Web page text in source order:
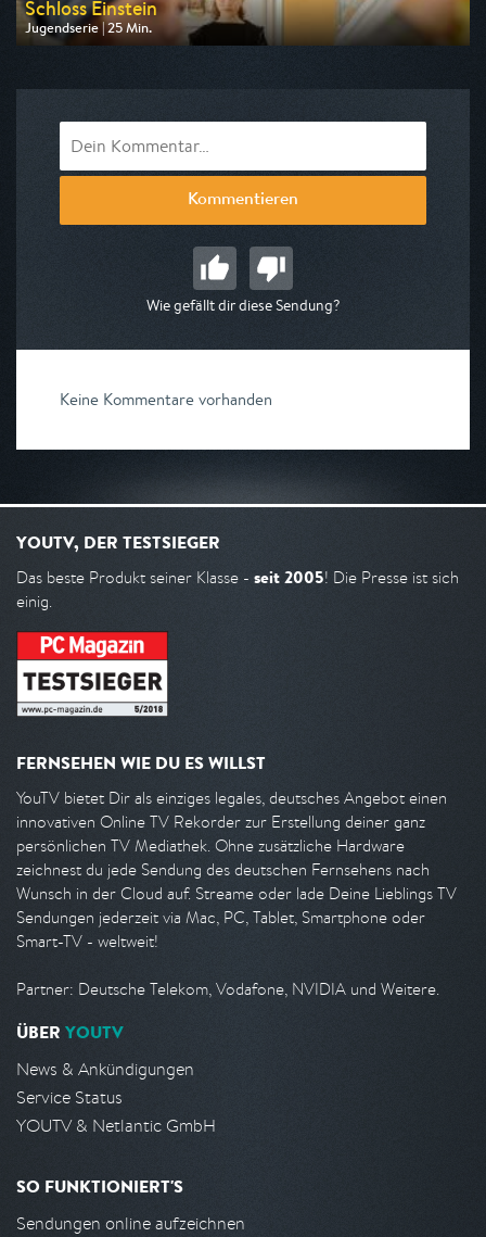
Schloss Einstein
Jugendserie | 25 Min.
Ausgestrahlt von rbb
Kommentieren
Wie gefällt dir diese Sendung?
Keine Kommentare vorhanden
YOUTV, DER TESTSIEGER
Das beste Produkt seiner Klasse - seit 2005! Die Presse ist sich
einig.
FERNSEHEN WIE DU ES WILLST
YouTV bietet Dir als einziges legales, deutsches Angebot einen
innovativen Online TV Rekorder zur Erstellung deiner ganz
persönlichen TV Mediathek. Ohne zusätzliche Hardware
zeichnest du jede Sendung des deutschen Fernsehens nach
Wunsch in der Cloud auf. Streame oder lade Deine Lieblings TV
Sendungen jederzeit via Mac, PC, Tablet, Smartphone oder
Smart-TV - weltweit!
Partner: Deutsche Telekom, Vodafone, NVIDIA und Weitere.
ÜBER YOUTV
News & Ankündigungen
Service Status
YOUTV & Netlantic GmbH
SO FUNKTIONIERT'S
Sendungen online aufzeichnen